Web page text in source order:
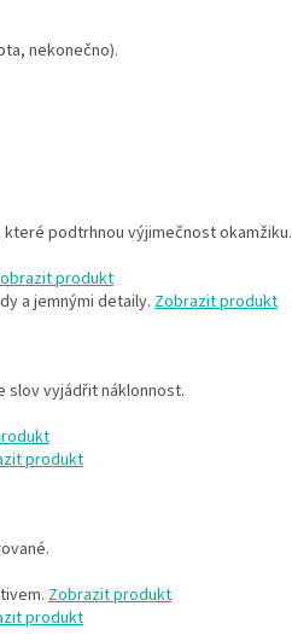
nekonečno).
podtrhnou výjimečnost okamžiku.
produkt
a jemnými detaily. Zobrazit produkt
slov vyjádřit náklonnost.
produkt
Zobrazit produkt
produkt